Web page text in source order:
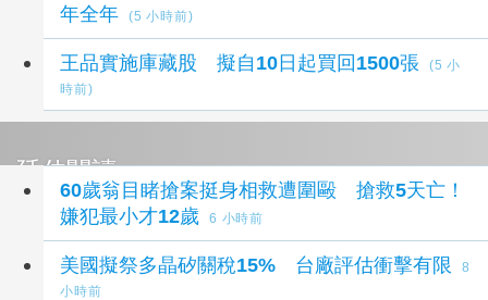
年全年
(5 小時前)
王品實施庫藏股 擬自10日起買回1500張
(5 小
時前)
延伸閱讀
60歲翁目睹搶案挺身相救遭圍毆 搶救5天亡！
嫌犯最小才12歲
6 小時前
美國擬祭多晶矽關稅15% 台廠評估衝擊有限
8
小時前